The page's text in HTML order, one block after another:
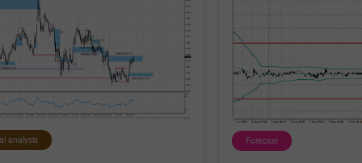
analysis Forecast